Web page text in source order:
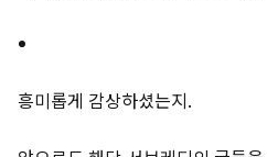
흥미롭게 감상하셨는지.